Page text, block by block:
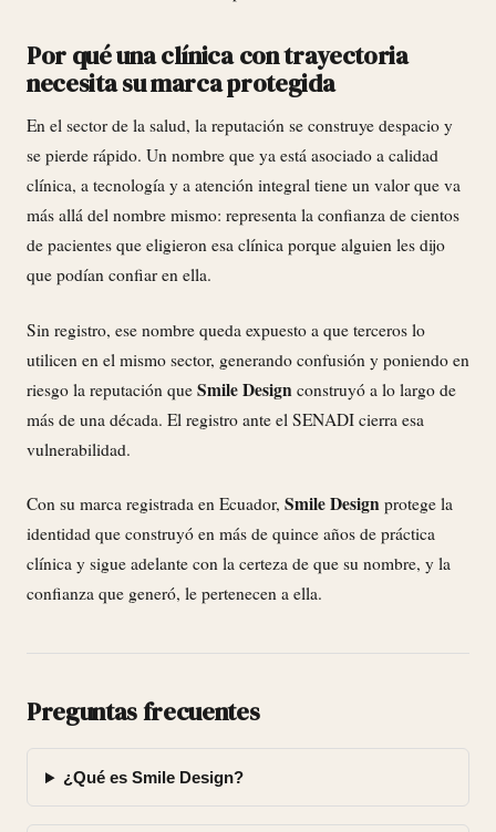
Por qué una clínica con trayectoria
necesita su marca protegida
En el sector de la salud, la reputación se construye despacio y
se pierde rápido. Un nombre que ya está asociado a calidad
clínica, a tecnología y a atención integral tiene un valor que va
más allá del nombre mismo: representa la confianza de cientos
de pacientes que eligieron esa clínica porque alguien les dijo
que podían confiar en ella.
Sin registro, ese nombre queda expuesto a que terceros lo
utilicen en el mismo sector, generando confusión y poniendo en
riesgo la reputación que Smile Design construyó a lo largo de
más de una década. El registro ante el SENADI cierra esa
vulnerabilidad.
Con su marca registrada en Ecuador, Smile Design protege la
identidad que construyó en más de quince años de práctica
clínica y sigue adelante con la certeza de que su nombre, y la
confianza que generó, le pertenecen a ella.
Preguntas frecuentes
¿Qué es Smile Design?